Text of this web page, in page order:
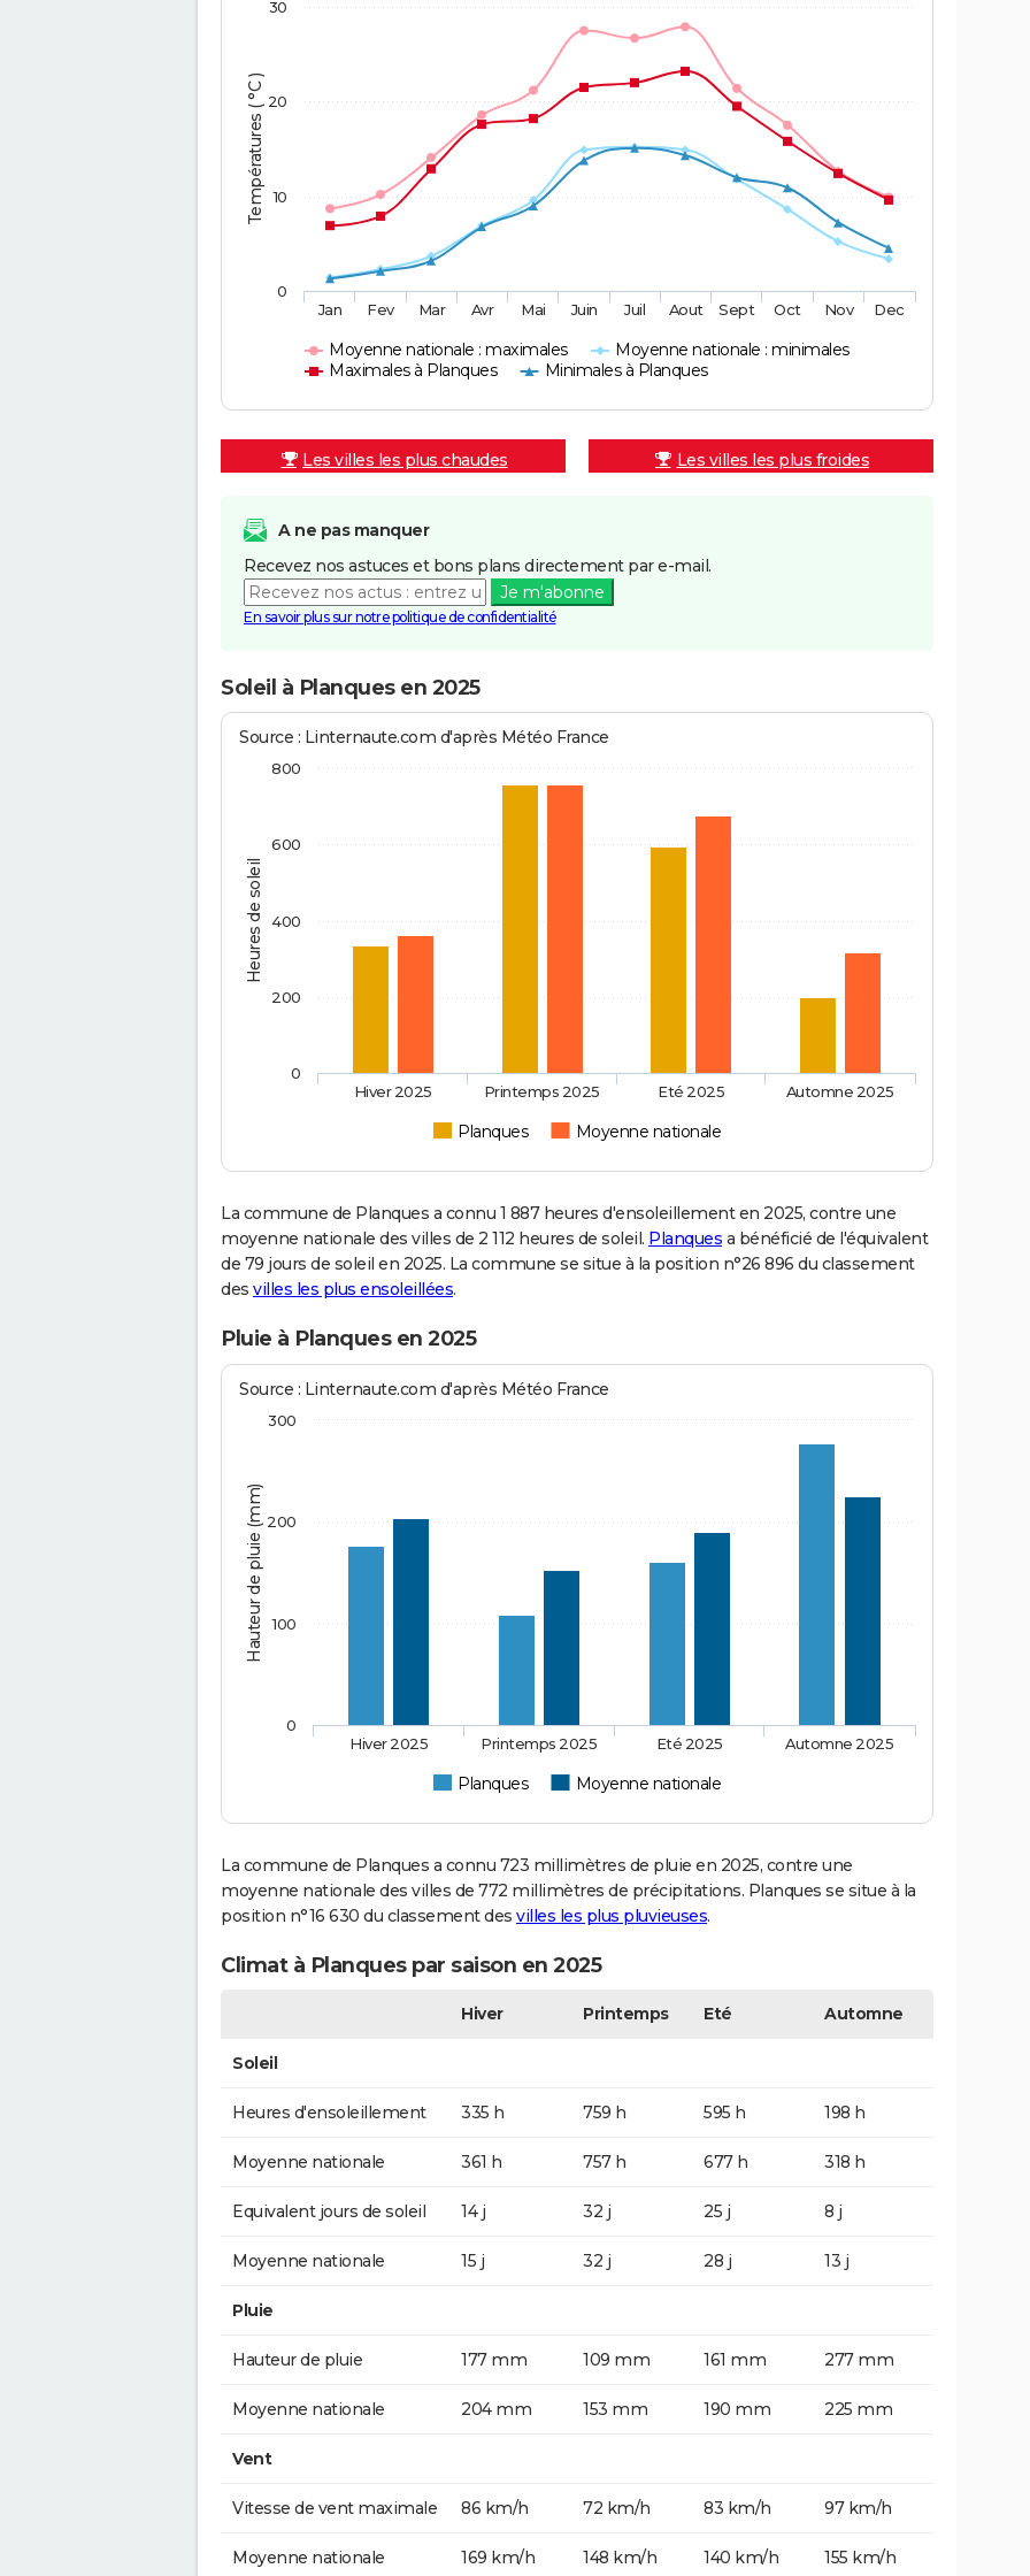
Températures ( °C )
Moyenne nationale : maximales
Moyenne nationale : minimales
Maximales à Planques
Minimales à Planques
Jan Fev Mar Avr Mai Juin Juil Aout Sept Oct Nov Dec
0
10
20
30
Les villes les plus chaudes Les villes les plus froides
A ne pas manquer
Recevez nos astuces et bons plans directement par e-mail.
Je m'abonne
En savoir plus sur notre politique de confidentialité
Soleil à Planques en 2025
Heures de soleil
Source : Linternaute.com d'après Météo France
Planques Moyenne nationale
Hiver 2025 Printemps 2025 Eté 2025 Automne 2025
0
200
400
600
800
La commune de Planques a connu 1 887 heures d'ensoleillement en 2025, contre une
moyenne nationale des villes de 2 112 heures de soleil. Planques a bénéficié de l'équivalent
de 79 jours de soleil en 2025. La commune se situe à la position n°26 896 du classement
des villes les plus ensoleillées.
Pluie à Planques en 2025
Hauteur de pluie (mm)
Source : Linternaute.com d'après Météo France
Planques Moyenne nationale
Hiver 2025 Printemps 2025 Eté 2025 Automne 2025
0
100
200
300
La commune de Planques a connu 723 millimètres de pluie en 2025, contre une
moyenne nationale des villes de 772 millimètres de précipitations. Planques se situe à la
position n°16 630 du classement des villes les plus pluvieuses.
Climat à Planques par saison en 2025
Hiver Printemps Eté Automne
Soleil
Heures d'ensoleillement 335 h 759 h 595 h 198 h
Moyenne nationale 361 h 757 h 677 h 318 h
Equivalent jours de soleil 14 j 32 j 25 j 8 j
Moyenne nationale 15 j 32 j 28 j 13 j
Pluie
Hauteur de pluie 177 mm 109 mm 161 mm 277 mm
Moyenne nationale 204 mm 153 mm 190 mm 225 mm
Vent
Vitesse de vent maximale 86 km/h 72 km/h 83 km/h 97 km/h
Moyenne nationale 169 km/h 148 km/h 140 km/h 155 km/h